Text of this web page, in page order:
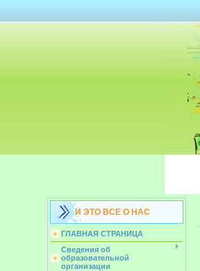
И ЭТО ВСЕ О НАС
ГЛАВНАЯ СТРАНИЦА
Сведения об
образовательной
организации